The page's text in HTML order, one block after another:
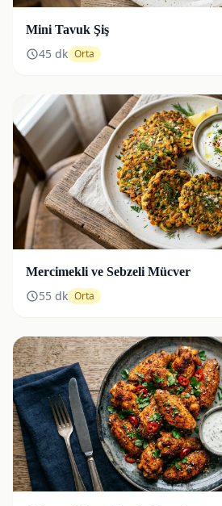
Mini Tavuk Şiş
45 dk Orta
Mercimekli ve Sebzeli Mücver
55 dk Orta